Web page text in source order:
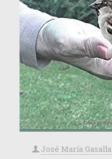
José María Gasalla